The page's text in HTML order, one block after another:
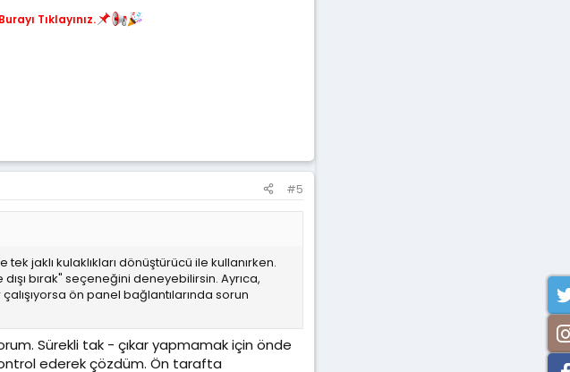
Burayı Tıklayınız.
#5
jaklı kulaklıkları dönüştürücü ile kullanırken.
bırak" seçeneğini deneyebilirsin. Ayrıca,
ön panel bağlantılarında sorun
Sürekli tak - çıkar yapmamak için önde
ederek çözdüm. Ön tarafta